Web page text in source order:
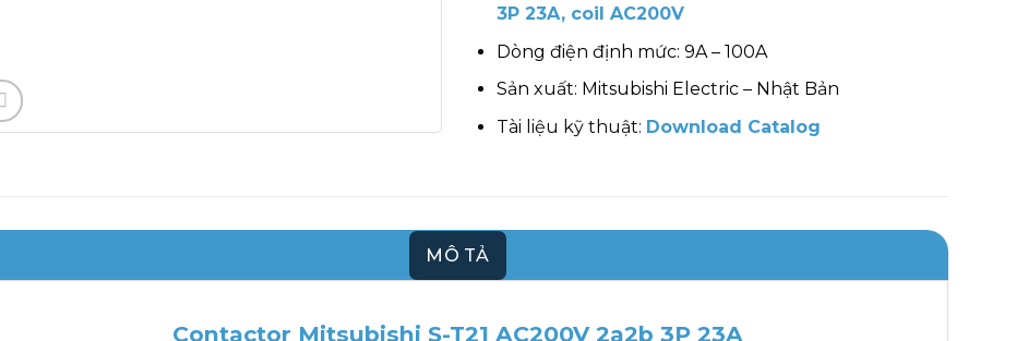
3P 23A, coil AC200V
Dòng điện định mức: 9A – 100A
Sản xuất: Mitsubishi Electric – Nhật Bản
Tài liệu kỹ thuật: Download Catalog
MÔ TẢ
Contactor Mitsubishi S-T21 AC200V 2a2b 3P 23A